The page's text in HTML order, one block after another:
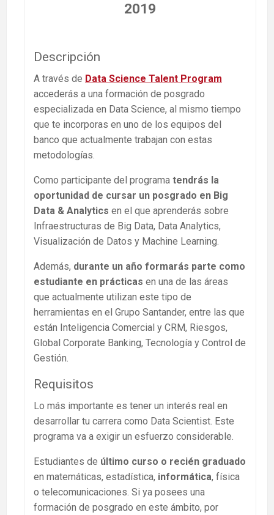
2019
Descripción
A través de Data Science Talent Program
accederás a una formación de posgrado
especializada en Data Science, al mismo tiempo
que te incorporas en uno de los equipos del
banco que actualmente trabajan con estas
metodologías.
Como participante del programa tendrás la
oportunidad de cursar un posgrado en Big
Data & Analytics en el que aprenderás sobre
Infraestructuras de Big Data, Data Analytics,
Visualización de Datos y Machine Learning.
Además, durante un año formarás parte como
estudiante en prácticas en una de las áreas
que actualmente utilizan este tipo de
herramientas en el Grupo Santander, entre las que
están Inteligencia Comercial y CRM, Riesgos,
Global Corporate Banking, Tecnología y Control de
Gestión.
Requisitos
Lo más importante es tener un interés real en
desarrollar tu carrera como Data Scientist. Este
programa va a exigir un esfuerzo considerable.
Estudiantes de último curso o recién graduado
en matemáticas, estadística, informática, física
o telecomunicaciones. Si ya posees una
formación de posgrado en este ámbito, por